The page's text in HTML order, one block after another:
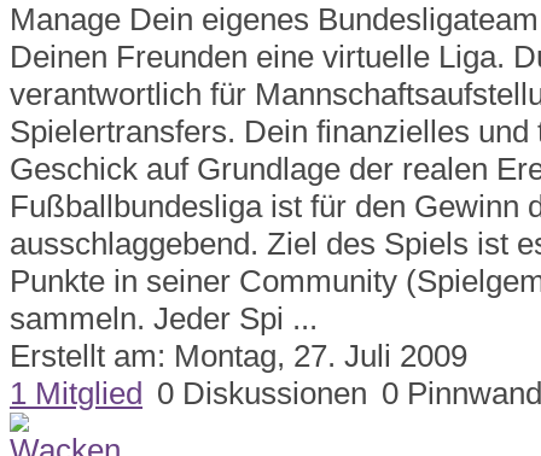
Manage Dein eigenes
Deinen Freunden eine virtuelle Liga.
verantwortlich für
Spielertransfers. Dein finanzielles und
Geschick auf Grundlage der realen
Fußballbundesliga ist für den Gewinn
ausschlaggebend. Ziel des Spiels ist
Punkte in seiner Community
sammeln. Jeder Spi ...
Erstellt am: Montag, 27. Juli 2009
1 Mitglied 0 Diskussionen 0